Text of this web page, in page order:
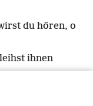
du hören, o
ihnen